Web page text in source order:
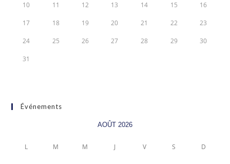
10 11 12 13 14 15 16
17 18 19 20 21 22 23
24 25 26 27 28 29 30
31
Événements
AOÛT 2026
L M M J V S D